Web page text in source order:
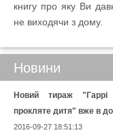
книгу про яку Ви
не виходячи з дому.
Новини
Новий тираж "Гаррі
прокляте дитя" вже в
2016-09-27 18:51:13